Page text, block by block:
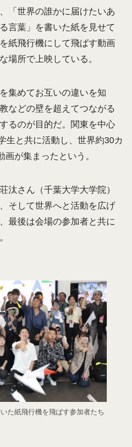
「世界の誰かに届けたいあ
言葉」を書いた紙を見せて
紙飛行機にして飛ばす動画
場所で上映している。
集めてお互いの違いを知
などの壁を超えてつながる
るのが目的だ。関東を中心
生と共に活動し、世界約30カ
が集まったという。
汰さん（千葉大学大学院）
そして世界へと活動を広げ
最後は会場の参加者と共に
た紙飛行機を飛ばす参加者たち